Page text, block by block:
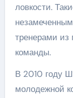
ловкости.
тренерами из
команды.
В 2010 году
молодежной